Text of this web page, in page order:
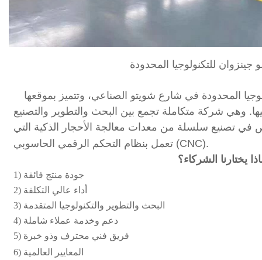
للتكنولوجيا المحدودة
المحدودة في شارع شويتو الصناعي، وتتميز بموقعها
وهي شركة متكاملة تجمع بين البحث والتطوير والتصنيع
في تصنيع سلسلة من معدات معالجة الأحجار الذكية التي
تعمل بنظام التحكم الرقمي الحاسوبي (CNC).
يختارنا الشركاء؟
1) جودة منتج فائقة
2) أداء عالي التكلفة
3) البحث والتطوير والتكنولوجيا المتقدمة
4) دعم وخدمة عملاء شاملة
5) فريق فني محترف وذو خبرة
6) المعايير العالمية